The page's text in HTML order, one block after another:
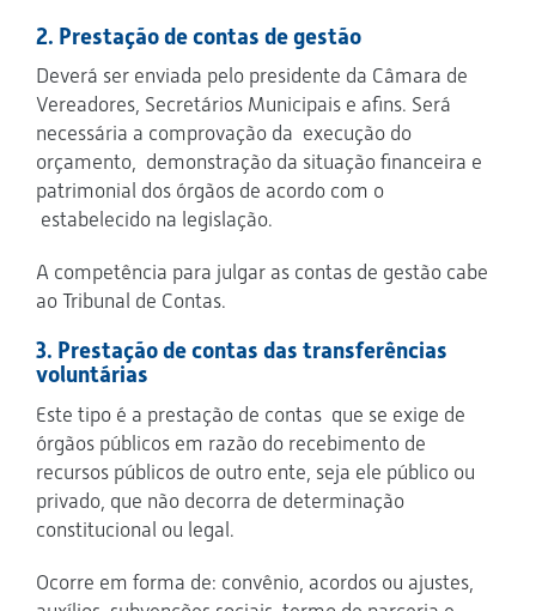
2. Prestação de contas de gestão
Deverá ser enviada pelo presidente da Câmara de
Vereadores, Secretários Municipais e afins. Será
necessária a comprovação da execução do
orçamento, demonstração da situação financeira e
patrimonial dos órgãos de acordo com o
estabelecido na legislação.
A competência para julgar as contas de gestão cabe
ao Tribunal de Contas.
3. Prestação de contas das transferências
voluntárias
Este tipo é a prestação de contas que se exige de
órgãos públicos em razão do recebimento de
recursos públicos de outro ente, seja ele público ou
privado, que não decorra de determinação
constitucional ou legal.
Ocorre em forma de: convênio, acordos ou ajustes,